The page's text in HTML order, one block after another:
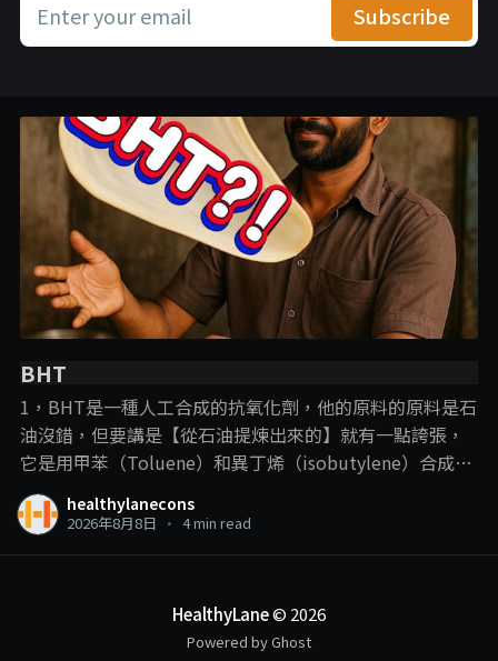
Enter your email Subscribe
BHT
1，BHT是一種人工合成的抗氧化劑，他的原料的原料是石
油沒錯，但要講是【從石油提煉出來的】就有一點誇張，
它是用甲苯（Toluene）和異丁烯（isobutylene）合成
的， 說BHT從石油提煉出來，就跟plastic一樣，這樣講的
目的，意思淺淺，但這裡我們就要提到一些化學常識了：
在人體中的作用就是vitamin C的作用，現在很流行的那些
高劑量vitamin C注射或點滴也都是使用合成vitamin C。
healthylanecons
2026年8月8日 • 4 min read
HealthyLane© 2026
Powered by Ghost